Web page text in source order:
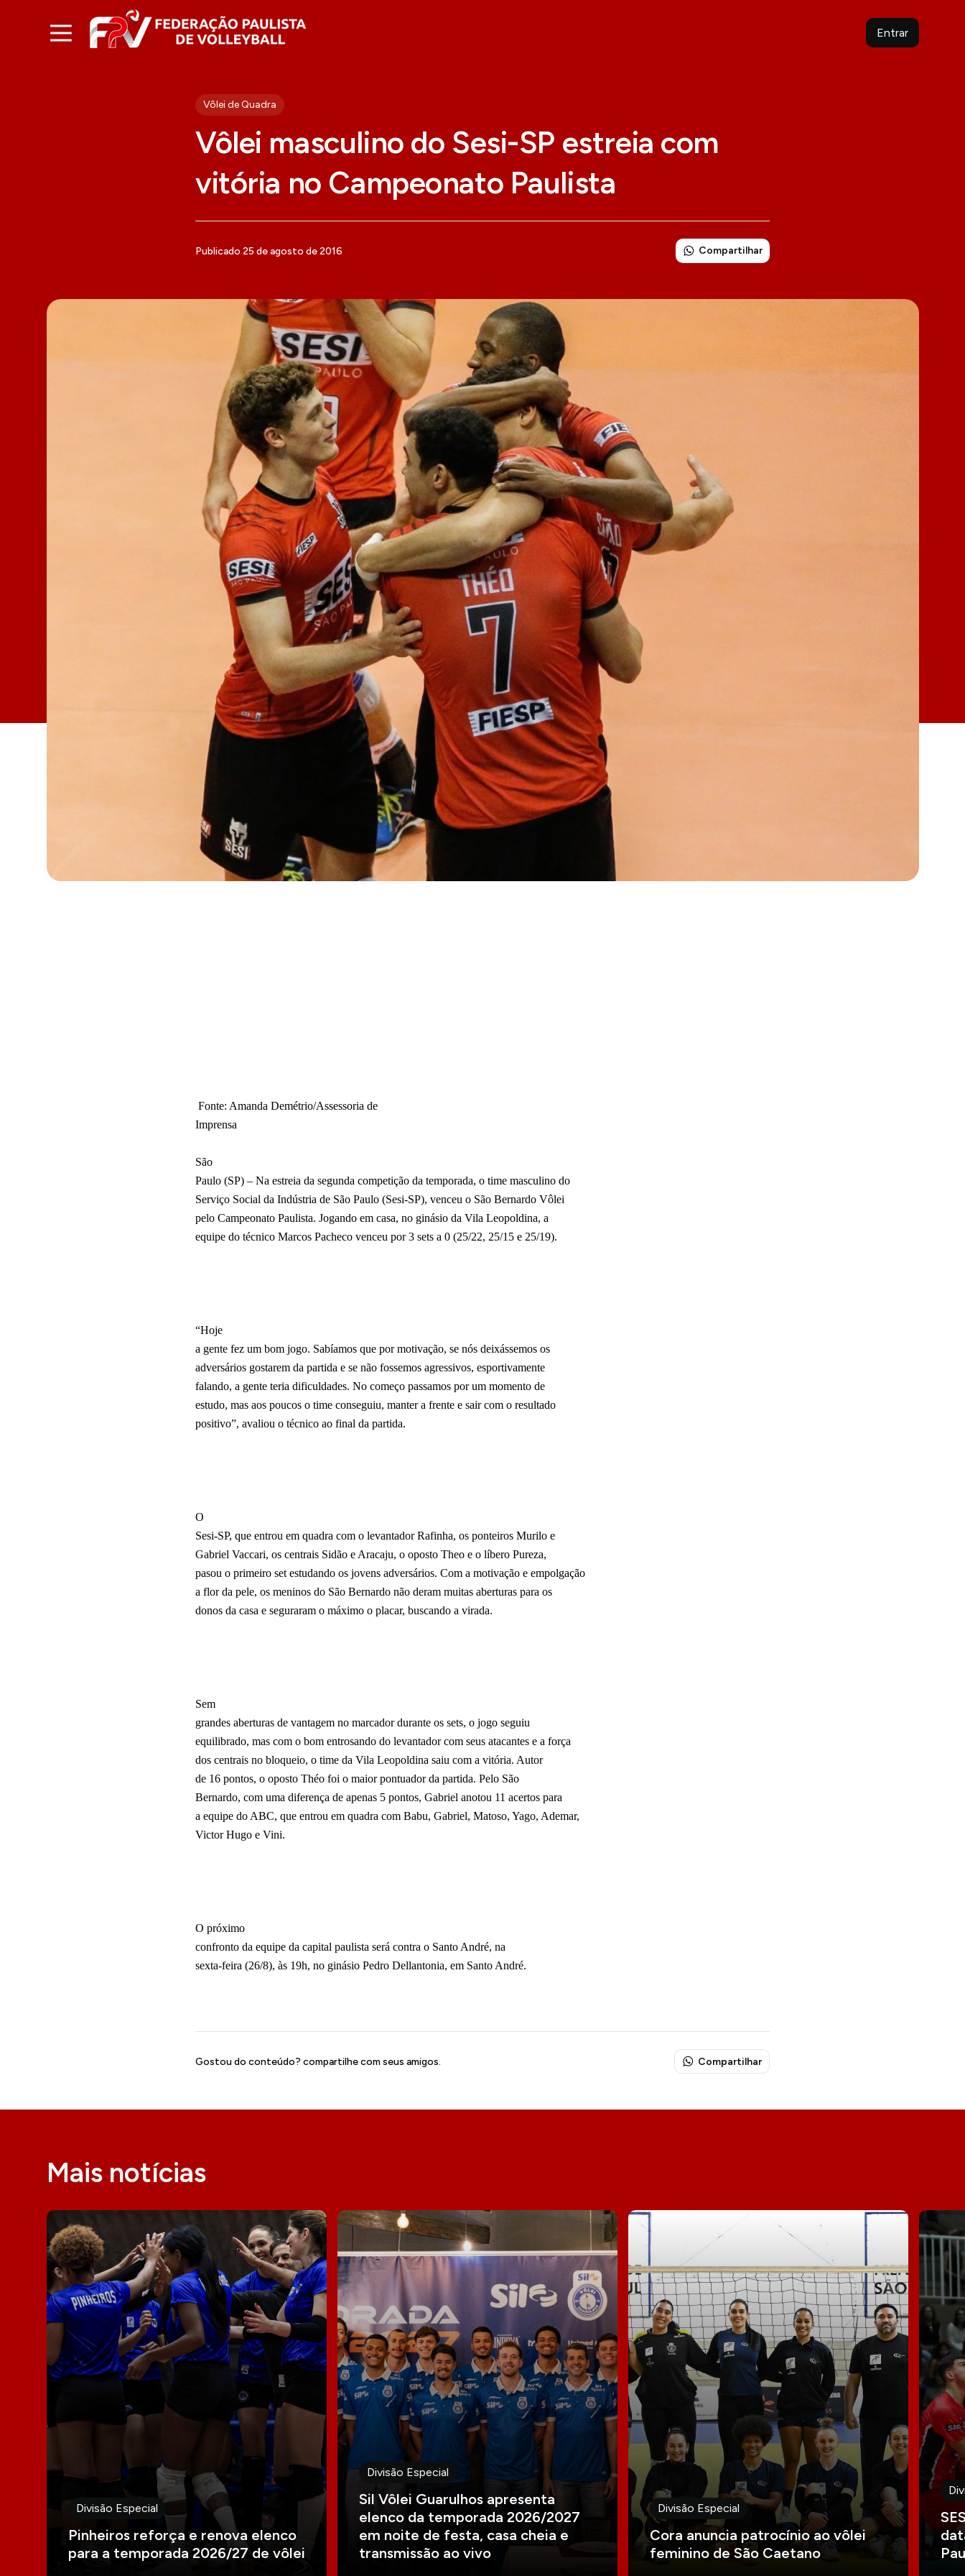
Entrar
Vôlei de Quadra
Vôlei masculino do Sesi-SP estreia com
vitória no Campeonato Paulista
Publicado 25 de agosto de 2016 Compartilhar
Fonte: Amanda Demétrio/Assessoria de
Imprensa
São
Paulo (SP) – Na estreia da segunda competição da temporada, o time masculino do
Serviço Social da Indústria de São Paulo (Sesi-SP), venceu o São Bernardo Vôlei
pelo Campeonato Paulista. Jogando em casa, no ginásio da Vila Leopoldina, a
equipe do técnico Marcos Pacheco venceu por 3 sets a 0 (25/22, 25/15 e 25/19).
“Hoje
a gente fez um bom jogo. Sabíamos que por motivação, se nós deixássemos os
adversários gostarem da partida e se não fossemos agressivos, esportivamente
falando, a gente teria dificuldades. No começo passamos por um momento de
estudo, mas aos poucos o time conseguiu, manter a frente e sair com o resultado
positivo”, avaliou o técnico ao final da partida.
O
Sesi-SP, que entrou em quadra com o levantador Rafinha, os ponteiros Murilo e
Gabriel Vaccari, os centrais Sidão e Aracaju, o oposto Theo e o líbero Pureza,
pasou o primeiro set estudando os jovens adversários. Com a motivação e empolgação
a flor da pele, os meninos do São Bernardo não deram muitas aberturas para os
donos da casa e seguraram o máximo o placar, buscando a virada.
Sem
grandes aberturas de vantagem no marcador durante os sets, o jogo seguiu
equilibrado, mas com o bom entrosando do levantador com seus atacantes e a força
dos centrais no bloqueio, o time da Vila Leopoldina saiu com a vitória. Autor
de 16 pontos, o oposto Théo foi o maior pontuador da partida. Pelo São
Bernardo, com uma diferença de apenas 5 pontos, Gabriel anotou 11 acertos para
a equipe do ABC, que entrou em quadra com Babu, Gabriel, Matoso, Yago, Ademar,
Victor Hugo e Vini.
O próximo
confronto da equipe da capital paulista será contra o Santo André, na
sexta-feira (26/8), às 19h, no ginásio Pedro Dellantonia, em Santo André.
Gostou do conteúdo? compartilhe com seus amigos. Compartilhar
Mais notícias
Divisão Especial
Pinheiros reforça e renova elenco
para a temporada 2026/27 de vôlei
Divisão Especial
Sil Vôlei Guarulhos apresenta
elenco da temporada 2026/2027
em noite de festa, casa cheia e
transmissão ao vivo
Divisão Especial
Cora anuncia patrocínio ao vôlei
feminino de São Caetano